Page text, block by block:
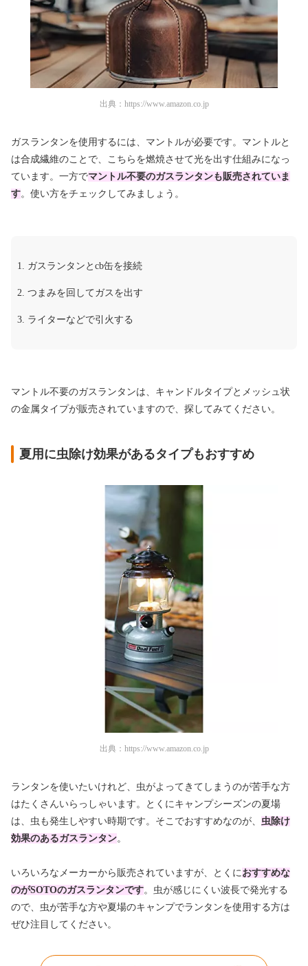
出典： https://www.amazon.co.jp
ガスランタンを使用するには、マントルが必要です。マントルと
は合成繊維のことで、こちらを燃焼させて光を出す仕組みになっ
ています。一方でマントル不要のガスランタンも販売されていま
す。使い方をチェックしてみましょう。
ガスランタンとcb缶を接続
つまみを回してガスを出す
ライターなどで引火する
マントル不要のガスランタンは、キャンドルタイプとメッシュ状
の金属タイプが販売されていますので、探してみてください。
夏用に虫除け効果があるタイプもおすすめ
出典： https://www.amazon.co.jp
ランタンを使いたいけれど、虫がよってきてしまうのが苦手な方
はたくさんいらっしゃいます。とくにキャンプシーズンの夏場
は、虫も発生しやすい時期です。そこでおすすめなのが、 虫除け
効果のあるガスランタン。
いろいろなメーカーから販売されていますが、とくにおすすめな
のがSOTOのガスランタンです。虫が感じにくい波長で発光する
ので、虫が苦手な方や夏場のキャンプでランタンを使用する方は
ぜひ注目してください。